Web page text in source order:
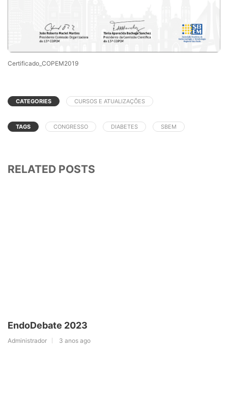
Certificado_COPEM2019
CATEGORIES CURSOS E ATUALIZAÇÕES
TAGS CONGRESSO DIABETES SBEM
RELATED POSTS
EndoDebate 2023
Administrador 3 anos ago